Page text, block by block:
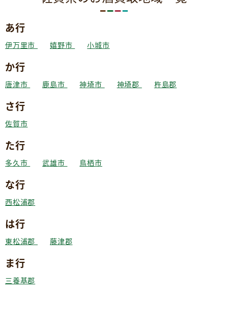
あ行
伊万里市 嬉野市 小城市
か行
唐津市 鹿島市 神埼市 神埼郡 杵島郡
さ行
佐賀市
た行
多久市 武雄市 鳥栖市
な行
西松浦郡
は行
東松浦郡 藤津郡
ま行
三養基郡